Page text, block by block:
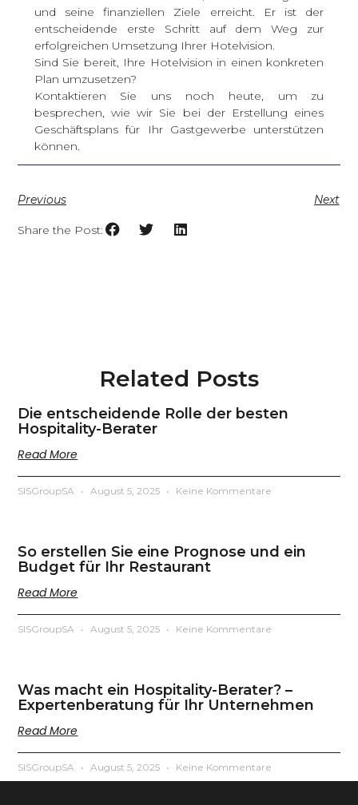
und seine finanziellen Ziele erreicht. Er ist der
entscheidende erste Schritt auf dem Weg zur
erfolgreichen Umsetzung Ihrer Hotelvision.
Sind Sie bereit, Ihre Hotelvision in einen konkreten
Plan umzusetzen?
Kontaktieren Sie uns noch heute, um zu
besprechen, wie wir Sie bei der Erstellung eines
Geschäftsplans für Ihr Gastgewerbe unterstützen
können.
Previous Next
Share the Post:
Related Posts
Die entscheidende Rolle der besten
Hospitality-Berater
Read More
SISGroupSA August 5, 2025 Keine Kommentare
So erstellen Sie eine Prognose und ein
Budget für Ihr Restaurant
Read More
SISGroupSA August 5, 2025 Keine Kommentare
Was macht ein Hospitality-Berater? –
Expertenberatung für Ihr Unternehmen
Read More
SISGroupSA August 5, 2025 Keine Kommentare